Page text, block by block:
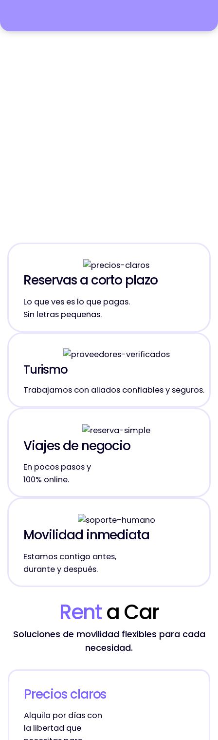
Reservas a corto plazo
Lo que ves es lo que pagas.
Sin letras pequeñas.
Turismo
Trabajamos con aliados confiables y seguros.
Viajes de negocio
En pocos pasos y
100% online.
Movilidad inmediata
Estamos contigo antes,
durante y después.
Renta Car
Soluciones de movilidad flexibles para cada
necesidad.
Precios claros
Alquila por días con
la libertad que